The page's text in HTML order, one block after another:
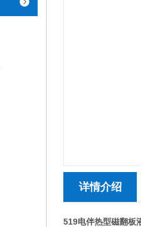
详情介绍
519电伴热型磁翻板